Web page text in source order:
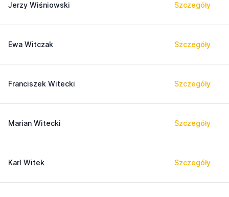
Jerzy Wiśniowski Szczegóły
Ewa Witczak Szczegóły
Franciszek Witecki Szczegóły
Marian Witecki Szczegóły
Karl Witek Szczegóły